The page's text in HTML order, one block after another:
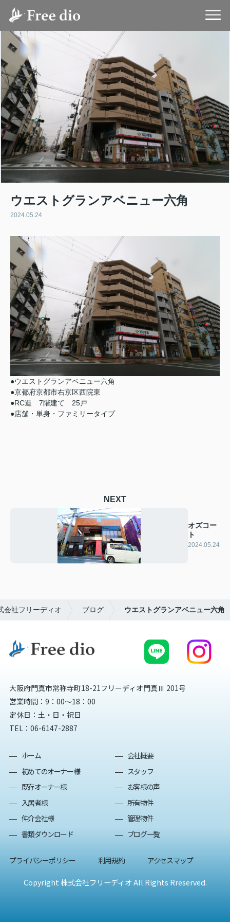
ウエストグランアベニュー六角
2024.05.24
●ウエストグランアベニュー六角
●京都府京都市右京区西院東
●RC造 7階建て 25戸
●店舗・単身・ファミリータイプ
NEXT
オズコー
ト
2024.05.24
会社フリーディオ ブログ ウエストグランアベニュー六角
大阪府門真市常称寺町18-21フリーディオ門真Ⅲ 201号
営業時間：9：00～18：00
定休日：土・日・祝日
TEL： 06-6147-2887
ホーム
初めてのオーナー様
既存オーナー様
入居者様
仲介会社様
書類ダウンロード
会社概要
スタッフ
お客様の声
所有物件
管理物件
ブログ一覧
プライバシーポリシー 利用規約 アクセスマップ
Copyright 株式会社フリーディオ All Rights Rreserved.